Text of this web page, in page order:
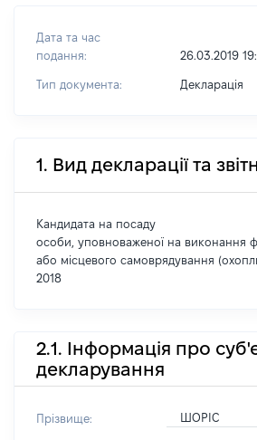
Дата та час
подання:
26.03.2019
Тип документа: Декларація
1. Вид декларації та
Кандидата на посаду
особи, уповноваженої на виконання
або місцевого самоврядування
2018
2.1. Інформація про
декларування
Прізвище: ШОРІС